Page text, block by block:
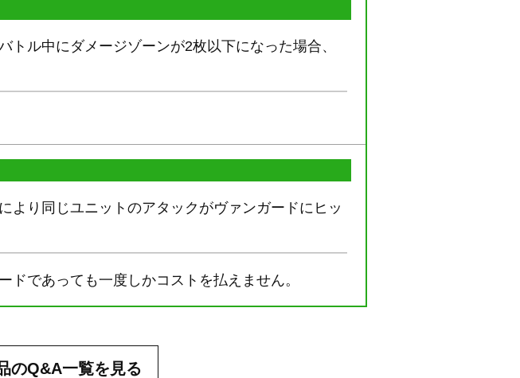
ル中にダメージゾーンが2枚以下になった場合、
より同じユニットのアタックがヴァンガードにヒッ
であっても一度しかコストを払えません。
のQ&A一覧を見る